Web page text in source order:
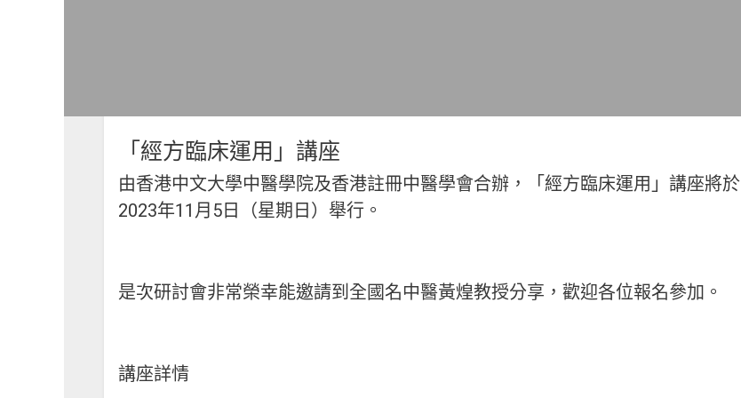
「經方臨床運用」講座
由香港中文大學中醫學院及香港註冊中醫學會合辦，「經方臨床運用」講座將於
2023年11月5日（星期日）舉行。
是次研討會非常榮幸能邀請到全國名中醫黃煌教授分享，歡迎各位報名參加。
講座詳情